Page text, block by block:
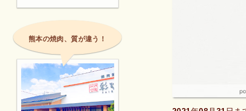
熊本の焼肉、質が違う！